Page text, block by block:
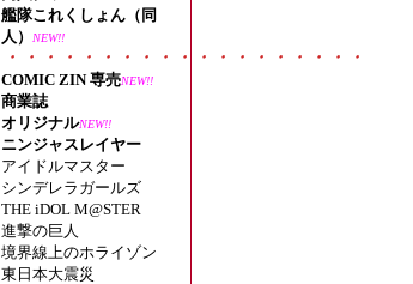
艦隊これくしょん（同
人）
NEW!!
・・・・・・・・・・・・・・・・・・・
COMIC ZIN 専売NEW!!
商業誌
オリジナルNEW!!
ニンジャスレイヤー
アイドルマスター
シンデレラガールズ
THE iDOL M@STER
進撃の巨人
境界線上のホライゾン
東日本大震災